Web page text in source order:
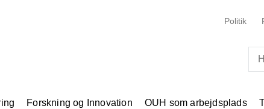
Politik
Forskning og Innovation OUH som arbejdsplads